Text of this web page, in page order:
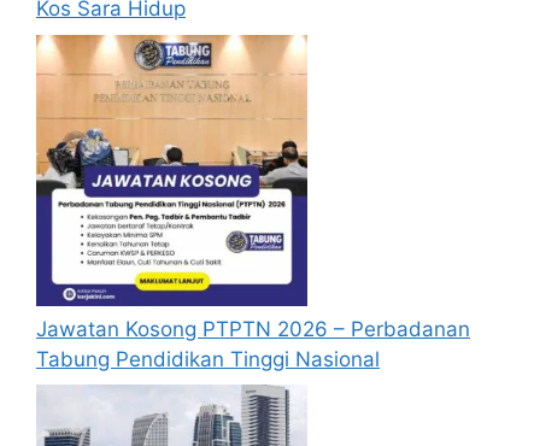
Mohon Online
Kos Sara Hidup
Jawatan Kosong PTPTN 2026 – Perbadanan
Tabung Pendidikan Tinggi Nasional